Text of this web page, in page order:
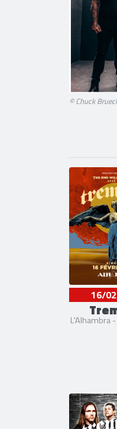
© Chuck
16/
L'Alhambra